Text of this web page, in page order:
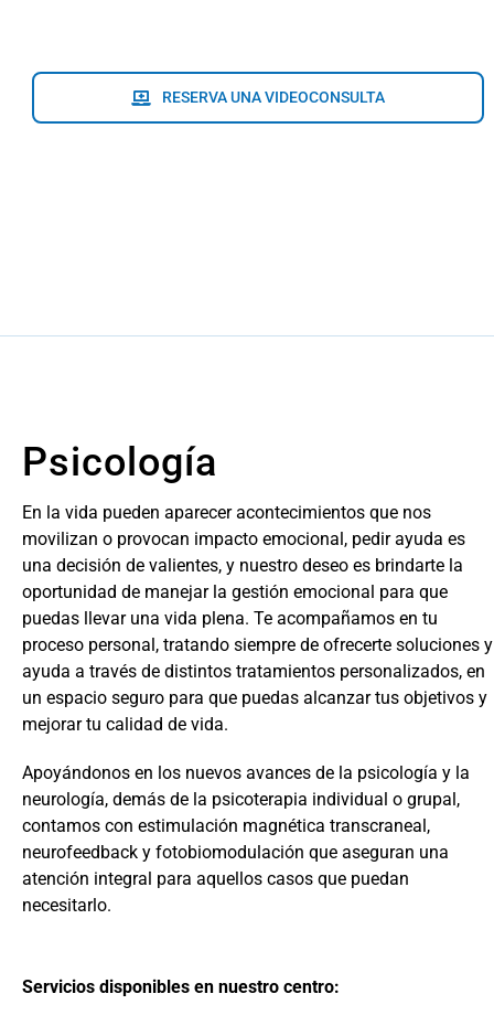
RESERVA UNA VIDEOCONSULTA
Psicología
En la vida pueden aparecer acontecimientos que nos
movilizan o provocan impacto emocional, pedir ayuda es
una decisión de valientes, y nuestro deseo es brindarte la
oportunidad de manejar la gestión emocional para que
puedas llevar una vida plena. Te acompañamos en tu
proceso personal, tratando siempre de ofrecerte soluciones y
ayuda a través de distintos tratamientos personalizados, en
un espacio seguro para que puedas alcanzar tus objetivos y
mejorar tu calidad de vida.
Apoyándonos en los nuevos avances de la psicología y la
neurología, demás de la psicoterapia individual o grupal,
contamos con estimulación magnética transcraneal,
neurofeedback y fotobiomodulación que aseguran una
atención integral para aquellos casos que puedan
necesitarlo.
Servicios disponibles en nuestro centro: